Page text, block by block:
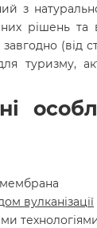
з
рішень
туризму,
вулканізації